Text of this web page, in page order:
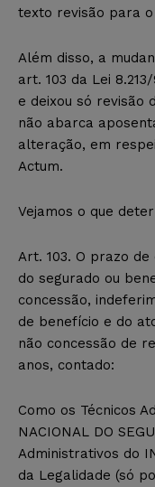
texto revisão para
Além disso, a
art. 103 da Lei
e deixou só revisão
não abarca
alteração, em
Actum.
Vejamos o que
Art. 103. O prazo
do segurado ou
concessão,
de benefício e do
não concessão de
anos, contado:
Como os Técnicos
NACIONAL DO
Administrativos do
da Legalidade (só